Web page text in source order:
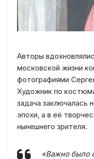
Авторы
московской жизни
фотографиями
Художник по
задача заключалась
эпохи, а в её
нынешнего зрителя.
«Важно было